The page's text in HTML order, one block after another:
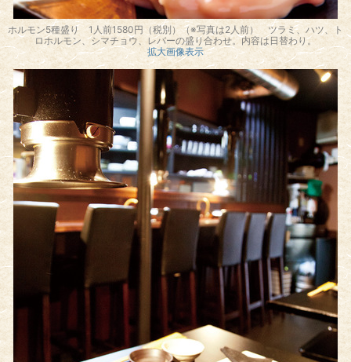
ホルモン5種盛り 1人前1580円（税別）（※写真は2人前） ツラミ、ハツ、ト
ロホルモン、シマチョウ、レバーの盛り合わせ。内容は日替わり。
拡大画像表示